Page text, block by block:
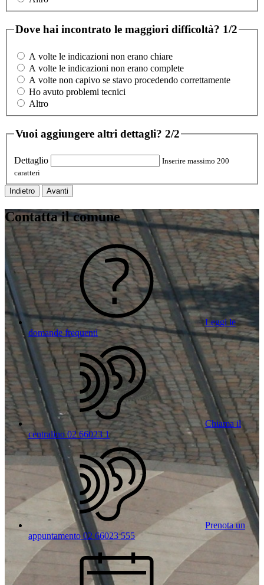
Dove hai incontrato le maggiori difficoltà? 1/2
A volte le indicazioni non erano chiare
A volte le indicazioni non erano complete
A volte non capivo se stavo procedendo correttamente
Ho avuto problemi tecnici
Altro
Vuoi aggiungere altri dettagli? 2/2
Dettaglio
Inserire massimo 200
caratteri
Indietro Avanti
Contatta il comune
Leggi le
domande frequenti
Chiama il
centralino 02 66023 1
Prenota un
appuntamento 02 66023 555